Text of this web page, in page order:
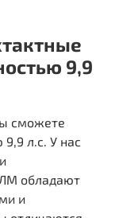
9,9
сможете
л.с. У нас
обладают
и